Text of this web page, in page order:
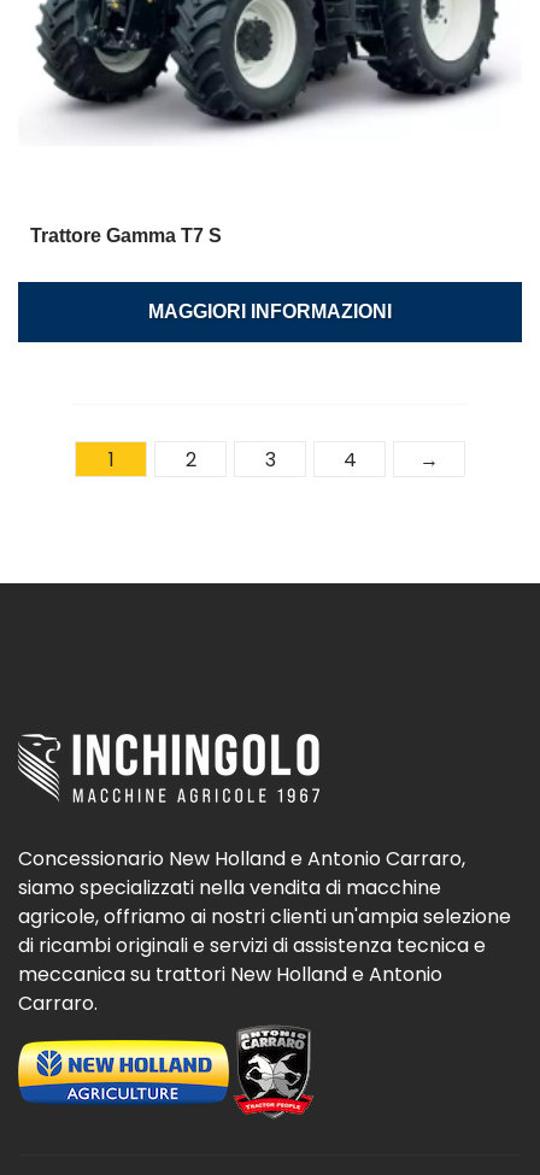
Trattore Gamma T7 S
MAGGIORI INFORMAZIONI
1 2 3 4 →
Concessionario New Holland e Antonio Carraro,
siamo specializzati nella vendita di macchine
agricole, offriamo ai nostri clienti un'ampia selezione
di ricambi originali e servizi di assistenza tecnica e
meccanica su trattori New Holland e Antonio
Carraro.